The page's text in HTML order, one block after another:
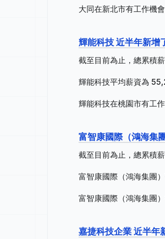
大同在新北市有工作機會
輝能科技 近半年新增
截至目前為止，總累積
輝能科技平均薪資為
輝能科技在桃園市有工作
富智康國際（鴻海集
截至目前為止，總累積
富智康國際（鴻海集團
富智康國際（鴻海集團
嘉捷科技企業 近半年